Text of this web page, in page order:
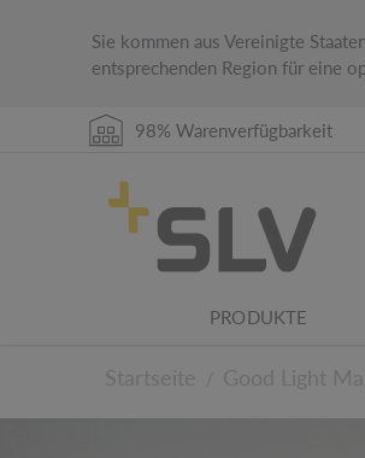
Sie kommen aus Vereinigte
entsprechenden Region für eine
98% Warenverfügbarkeit
PRODUKTE